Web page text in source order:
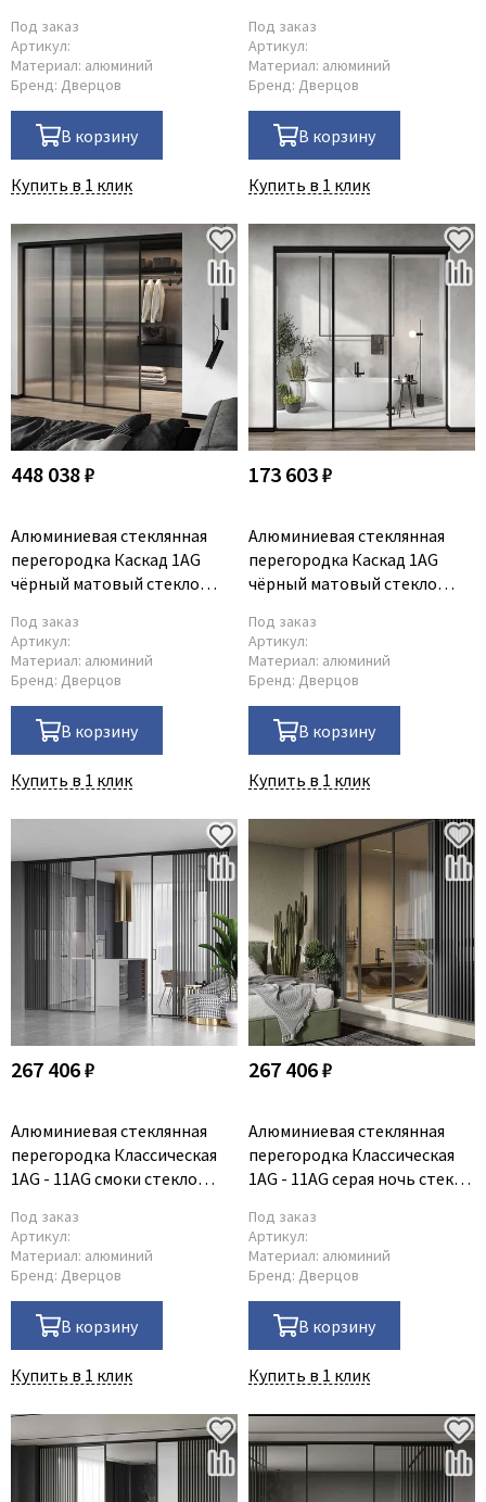
Под заказ
Артикул:
Материал: алюминий
Бренд: Дверцов
В корзину
Купить в 1 клик
Под заказ
Артикул:
Материал: алюминий
Бренд: Дверцов
В корзину
Купить в 1 клик
448 038 ₽
Алюминиевая стеклянная
перегородка Каскад 1AG
чёрный матовый стекло
Под заказ
Артикул:
Материал: алюминий
Бренд: Дверцов
В корзину
Купить в 1 клик
173 603 ₽
Алюминиевая стеклянная
перегородка Каскад 1AG
чёрный матовый стекло
Под заказ
Артикул:
Материал: алюминий
Бренд: Дверцов
В корзину
Купить в 1 клик
267 406 ₽
Алюминиевая стеклянная
перегородка Классическая
1AG - 11AG смоки стекло
Под заказ
Артикул:
Материал: алюминий
Бренд: Дверцов
В корзину
Купить в 1 клик
267 406 ₽
Алюминиевая стеклянная
перегородка Классическая
1AG - 11AG серая ночь стекло
Под заказ
Артикул:
Материал: алюминий
Бренд: Дверцов
В корзину
Купить в 1 клик